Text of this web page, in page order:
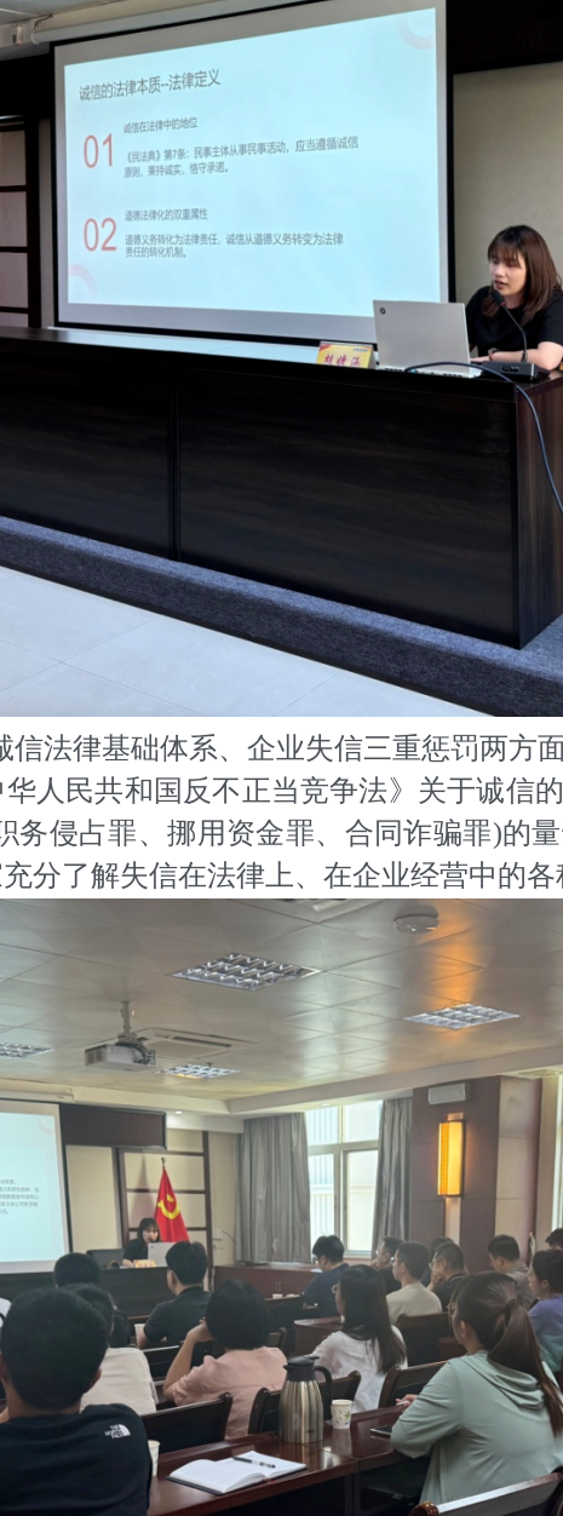
信法律基础体系、企业失信三重惩罚两方
人民共和国反不正当竞争法》关于诚信
务侵占罪、挪用资金罪、合同诈骗罪)的
分了解失信在法律上、在企业经营中的各